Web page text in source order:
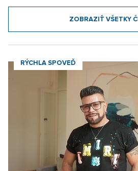
ZOBRAZIŤ VŠETKY
RÝCHLA SPOVEĎ